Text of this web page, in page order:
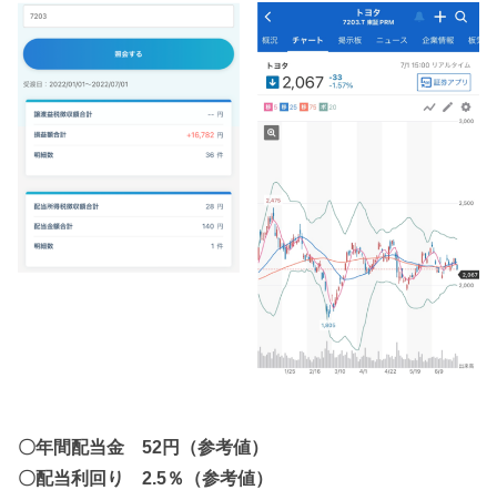
〇年間配当金 52円（参考値）
〇配当利回り 2.5％（参考値）